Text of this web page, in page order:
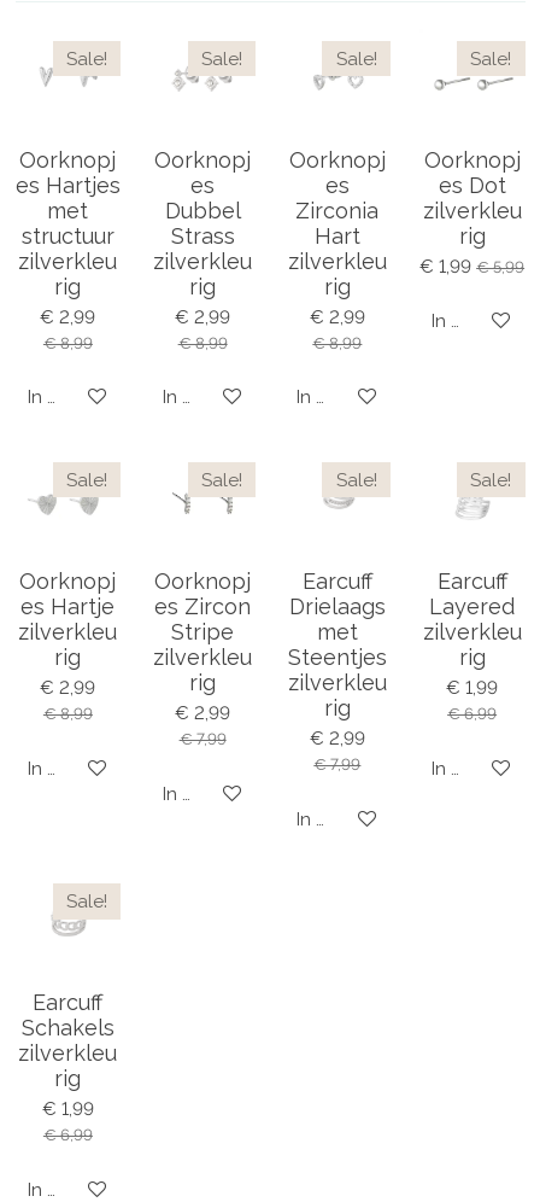
Sale!
Oorknopj
es Hartjes
met
structuur
zilverkleu
rig
€ 2,99
€ 8,99
In winkelwagen
Sale!
Oorknopj
es
Dubbel
Strass
zilverkleu
rig
€ 2,99
€ 8,99
In winkelwagen
Sale!
Oorknopj
es
Zirconia
Hart
zilverkleu
rig
€ 2,99
€ 8,99
In winkelwagen
Sale!
Oorknopj
es Dot
zilverkleu
rig
€ 1,99 € 5,99
In
Sale!
Oorknopj
es Hartje
zilverkleu
rig
€ 2,99
€ 8,99
In winkelwagen
Sale!
Oorknopj
es Zircon
Stripe
zilverkleu
rig
€ 2,99
€ 7,99
In winkelwagen
Sale!
Earcuff
Drielaags
met
Steentjes
zilverkleu
rig
€ 2,99
€ 7,99
In winkelwagen
Sale!
Earcuff
Layered
zilverkleu
rig
€ 1,99
€ 6,99
In
Sale!
Earcuff
Schakels
zilverkleu
rig
€ 1,99
€ 6,99
In winkelwagen